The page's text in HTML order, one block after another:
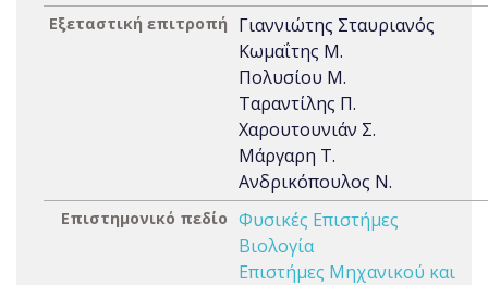
Εξεταστική επιτροπή
Γιαννιώτης Σταυριανός
Κωμαΐτης Μ.
Πολυσίου Μ.
Ταραντίλης Π.
Χαρουτουνιάν Σ.
Μάργαρη Τ.
Ανδρικόπουλος Ν.
Επιστημονικό πεδίο Φυσικές Επιστήμες
Βιολογία
Επιστήμες Μηχανικού και